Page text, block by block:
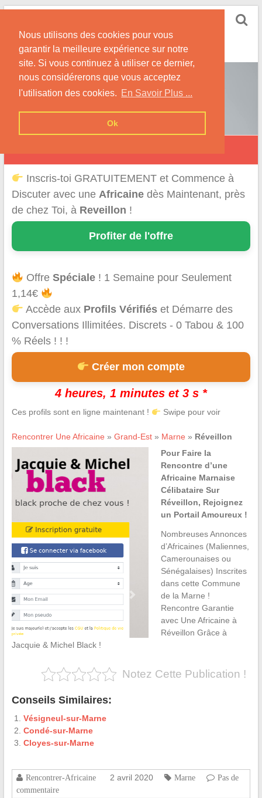
Nous utilisons des cookies pour vous
garantir la meilleure expérience sur notre
site. Si vous continuez à utiliser ce dernier,
nous considérerons que vous acceptez
l'utilisation des cookies. En Savoir Plus ...
Ok
Skip
content
Conseils et Infos pour la Rencontre d'une Belle
Africaine !
Inscris-toi GRATUITEMENT et Commence à
Discuter avec une Africainedès Maintenant, près
de chez Toi, à Reveillon !
Profiter de l'offre
OffreSpéciale ! 1 Semaine pour Seulement
1,14€
Accède aux Profils Vérifiés et Démarre des
Conversations Illimitées. Discrets - 0 Tabou & 100
% Réels ! ! !
Créer mon compte
4 heures, 1 minutes et 3 s *
Ces profils sont en ligne maintenant ! Swipe pour voir
Rencontrer Une Africaine » Grand-Est» Marne » Réveillon
Pour Faire la
Rencontre d’une
Africaine Marnaise
Célibataire Sur
Réveillon, Rejoignez
un Portail Amoureux !
Nombreuses Annonces
d’Africaines (Maliennes,
Camerounaises ou
Sénégalaises) Inscrites
dans cette Commune
de la Marne !
Rencontre Garantie
avec Une Africaine à
Réveillon Grâce à
Jacquie & Michel Black !
Notez Cette Publication !
Conseils Similaires:
Vésigneul-sur-Marne
Condé-sur-Marne
Cloyes-sur-Marne
Rencontrer-Africaine 2 avril 2020 Marne
Pas de
commentaire